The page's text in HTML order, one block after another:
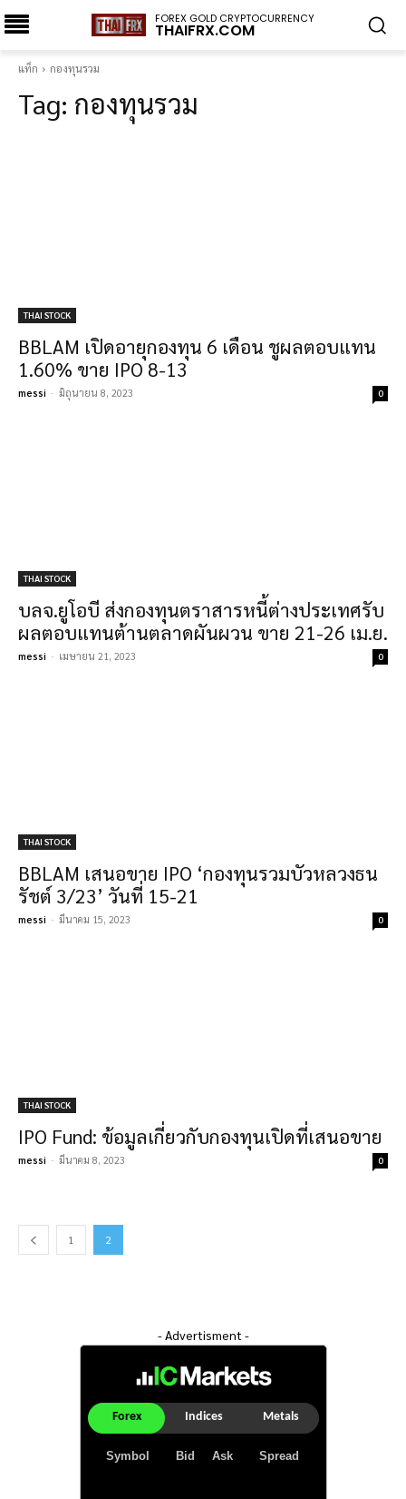
FOREX GOLD CRYPTOCURRENCY
THAIFRX.COM
แท็ก กองทุนรวม
Tag: กองทุนรวม
THAI STOCK
BBLAM เปิดอายุกองทุน 6 เดือน ชูผลตอบแทน
1.60% ขาย IPO 8-13
messi - มิถุนายน 8, 2023 0
THAI STOCK
บลจ.ยูโอบี ส่งกองทุนตราสารหนี้ต่างประเทศรับ
ผลตอบแทนต้านตลาดผันผวน ขาย 21-26 เม.ย.
messi - เมษายน 21, 2023 0
THAI STOCK
BBLAM เสนอขาย IPO ‘กองทุนรวมบัวหลวงธน
รัชต์ 3/23’ วันที่ 15-21
messi - มีนาคม 15, 2023 0
THAI STOCK
IPO Fund: ข้อมูลเกี่ยวกับกองทุนเปิดที่เสนอขาย
messi - มีนาคม 8, 2023 0
1 2
- Advertisment -